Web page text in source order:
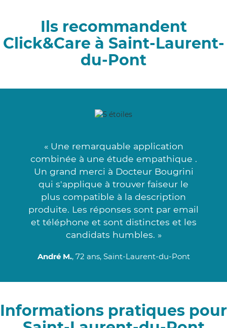
Ils recommandent
Click&Care à Saint-Laurent-
du-Pont
« Une remarquable application
combinée à une étude empathique .
Un grand merci à Docteur Bougrini
qui s'applique à trouver faiseur le
plus compatible à la description
produite. Les réponses sont par email
et téléphone et sont distinctes et les
candidats humbles. »
André M., 72 ans, Saint-Laurent-du-Pont
Informations pratiques pour